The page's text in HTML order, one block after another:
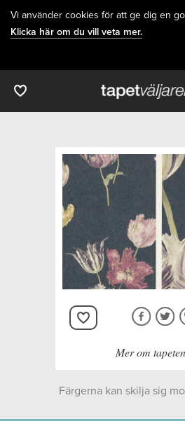
Vi använder cookies för att ge dig en
Klicka här om du vill veta mer.
Mer om tapeten
Färgerna kan skilja sig